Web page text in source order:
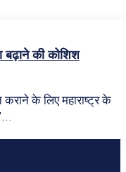
बढ़ाने की कोशिश
कराने के लिए महाराष्ट्र के